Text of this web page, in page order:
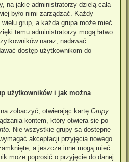
na jakie administratorzy dzielą całą
było nimi zarządzać. Każdy
grup, a każda grupa może mieć
temu administratorzy mogą łatwo
naraz, nadawać
dostęp użytkownikom do
użytkowników i jak można
zobaczyć, otwierając kartę Grupy
kontem, który otwiera się po
. Nie wszystkie grupy są dostępne
akceptacji przyjęcia nowego
a jeszcze inne mogą mieć
może poprosić o przyjęcie do danej